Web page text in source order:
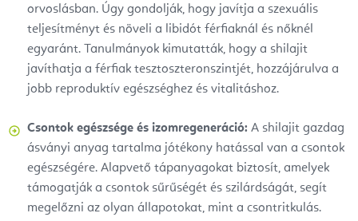
orvoslásban. Úgy gondolják, hogy javítja a szexuális
teljesítményt és növeli a libidót férfiaknál és nőknél
egyaránt. Tanulmányok kimutatták, hogy a shilajit
javíthatja a férfiak tesztoszteronszintjét, hozzájárulva a
jobb reproduktív egészséghez és vitalitáshoz.
Csontok egészsége és izomregeneráció: A shilajit gazdag
ásványi anyag tartalma jótékony hatással van a csontok
egészségére. Alapvető tápanyagokat biztosít, amelyek
támogatják a csontok sűrűségét és szilárdságát, segít
megelőzni az olyan állapotokat, mint a csontritkulás.